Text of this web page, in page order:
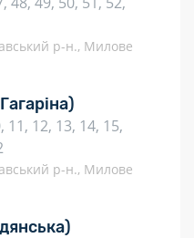
р-н., Милове
11, 12, 13, 14, 15,
р-н., Милове